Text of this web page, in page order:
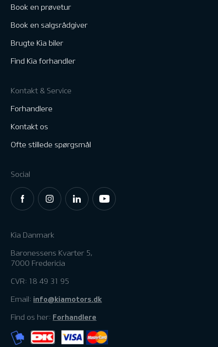
Book en prøvetur
Book en salgsrådgiver
Brugte Kia biler
Find Kia forhandler
Kontakt & Service
Forhandlere
Kontakt os
Ofte stillede spørgsmål
Social
Kia Danmark
Baronessens Kvarter 5,
7000 Fredericia
CVR: 18 49 31 95
Email: info@kiamotors.dk
Find os her: Forhandlere